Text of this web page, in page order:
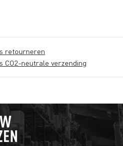
retourneren
CO2-neutrale verzending